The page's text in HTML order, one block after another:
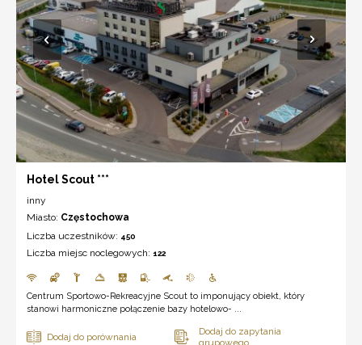
Hotel Scout ***
inny
Miasto: Częstochowa
Liczba uczestników: 450
Liczba miejsc noclegowych: 122
Centrum Sportowo-Rekreacyjne Scout to imponujący obiekt, który
stanowi harmoniczne połączenie bazy hotelowo- ...